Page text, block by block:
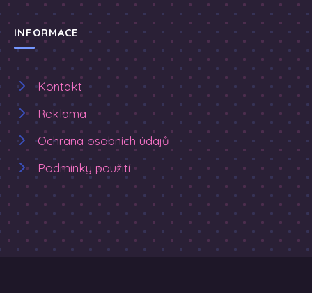
INFORMACE
Kontakt
Reklama
Ochrana osobních údajů
Podmínky použití